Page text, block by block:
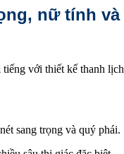
nữ tính
tiếng với thiết kế thanh
sang trọng và quý phái.